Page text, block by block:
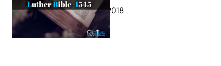
October 17, 2018